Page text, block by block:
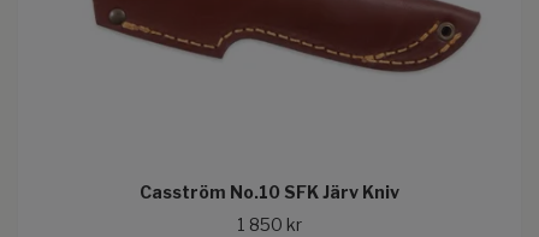
Casström No.10 SFK Järv Kniv
1 850 kr